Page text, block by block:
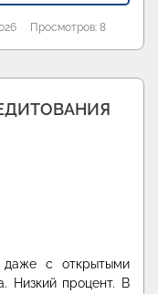
Просмотров: 8
с открытыми
Низкий процент. В